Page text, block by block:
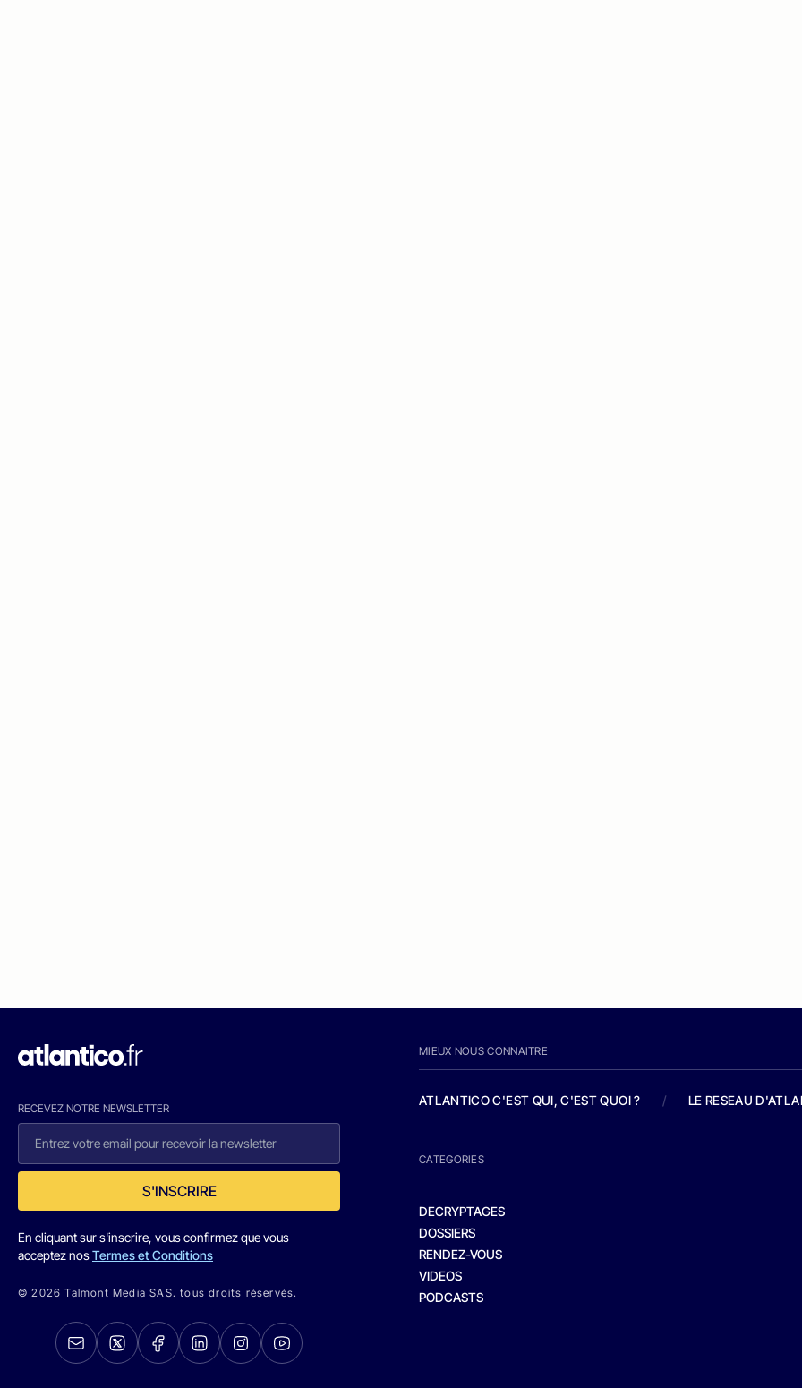
RECEVEZ NOTRE NEWSLETTER
S'INSCRIRE
En cliquant sur s'inscrire, vous confirmez que vous
acceptez nosTermes et Conditions
© 2026 Talmont Media SAS. tous droits réservés.
MIEUX NOUS CONNAITRE
ATLANTICO C'EST QUI, C'EST QUOI ? / LE RESEAU
CATEGORIES
DECRYPTAGES
DOSSIERS
RENDEZ-VOUS
VIDEOS
PODCASTS